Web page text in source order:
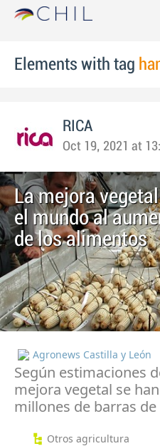
Elements with tag
RICA
Oct 19, 2021 at
La mejora
el mundo al
de los alimentos
Agronews Castilla y León
Según estimaciones
mejora vegetal se
millones de barras
Otros agricultura